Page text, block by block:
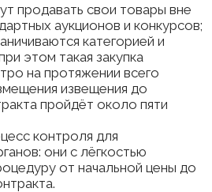
продавать свои товары вне
аукционов и конкурсов;
категорией и
этом такая закупка
на протяжении всего
извещения до
пройдёт около пяти
контроля для
они с лёгкостью
от начальной цены до